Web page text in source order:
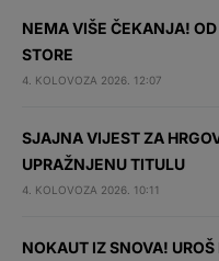
NEMA VIŠE ČEKANJA!
STORE
4. KOLOVOZA 2026. 12:07
SJAJNA VIJEST ZA
UPRAŽNJENU TITULU
4. KOLOVOZA 2026. 10:11
NOKAUT IZ SNOVA!